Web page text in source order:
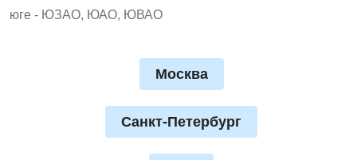
юге - ЮЗАО, ЮАО, ЮВАО
Москва
Санкт-Петербург